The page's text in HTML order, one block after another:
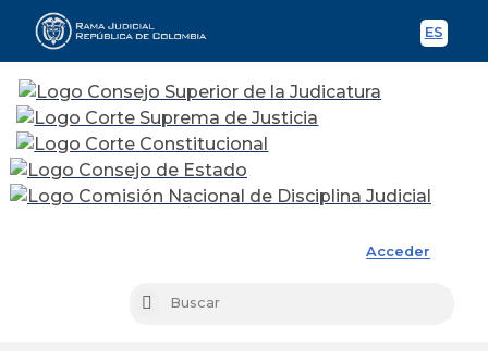
ES
Acceder
Buscar